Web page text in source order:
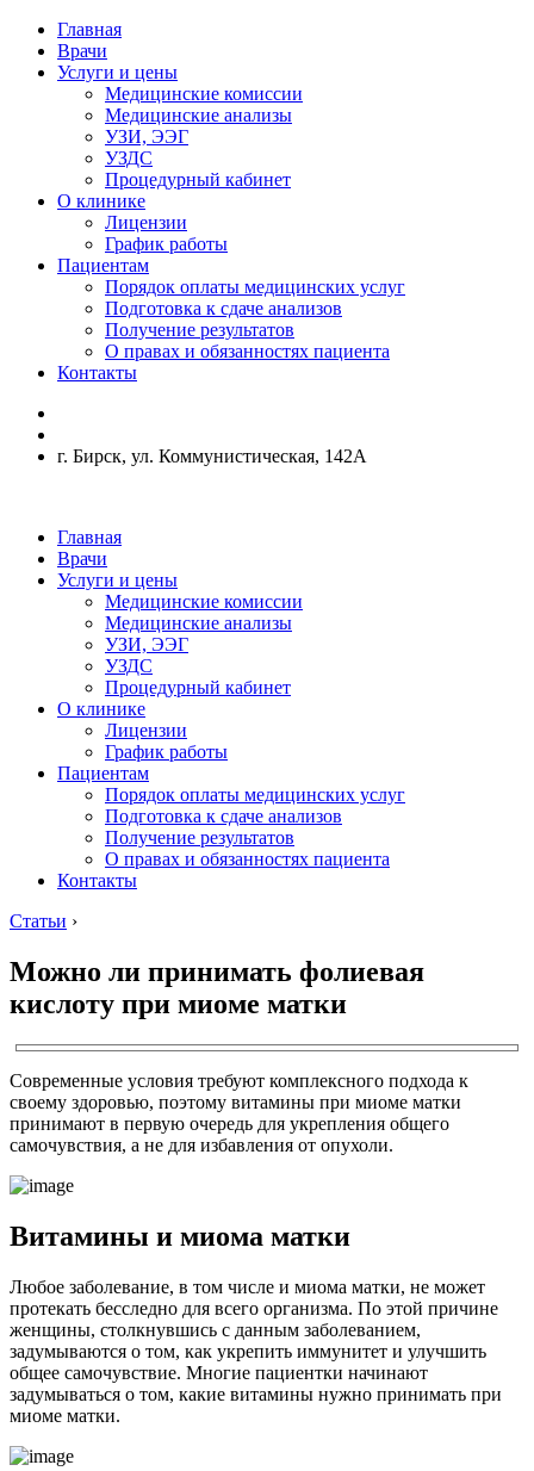
Главная
Врачи
Услуги и цены
Медицинские комиссии
Медицинские анализы
УЗИ, ЭЭГ
УЗДС
Процедурный кабинет
О клинике
Лицензии
График работы
Пациентам
Порядок оплаты медицинских услуг
Подготовка к сдаче анализов
Получение результатов
О правах и обязанностях пациента
Контакты
г. Бирск, ул. Коммунистическая, 142А
Главная
Врачи
Услуги и цены
Медицинские комиссии
Медицинские анализы
УЗИ, ЭЭГ
УЗДС
Процедурный кабинет
О клинике
Лицензии
График работы
Пациентам
Порядок оплаты медицинских услуг
Подготовка к сдаче анализов
Получение результатов
О правах и обязанностях пациента
Контакты
Статьи ›
Можно ли принимать фолиевая
кислоту при миоме матки
Современные условия требуют комплексного подхода к
своему здоровью, поэтому витамины при миоме матки
принимают в первую очередь для укрепления общего
самочувствия, а не для избавления от опухоли.
Витамины и миома матки
Любое заболевание, в том числе и миома матки, не может
протекать бесследно для всего организма. По этой причине
женщины, столкнувшись с данным заболеванием,
задумываются о том, как укрепить иммунитет и улучшить
общее самочувствие. Многие пациентки начинают
задумываться о том, какие витамины нужно принимать при
миоме матки.